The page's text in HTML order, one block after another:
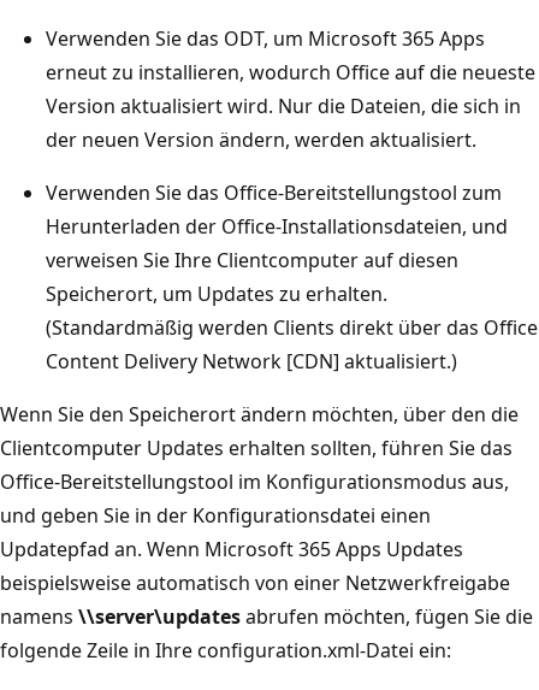
Verwenden Sie das ODT, um Microsoft 365 Apps
erneut zu installieren, wodurch Office auf die neueste
Version aktualisiert wird. Nur die Dateien, die sich in
der neuen Version ändern, werden aktualisiert.
Verwenden Sie das Office-Bereitstellungstool zum
Herunterladen der Office-Installationsdateien, und
verweisen Sie Ihre Clientcomputer auf diesen
Speicherort, um Updates zu erhalten.
(Standardmäßig werden Clients direkt über das Office
Content Delivery Network [CDN] aktualisiert.)
Wenn Sie den Speicherort ändern möchten, über den die
Clientcomputer Updates erhalten sollten, führen Sie das
Office-Bereitstellungstool im Konfigurationsmodus aus,
und geben Sie in der Konfigurationsdatei einen
Updatepfad an. Wenn Microsoft 365 Apps Updates
beispielsweise automatisch von einer Netzwerkfreigabe
namens \\server\updatesabrufen möchten, fügen Sie die
folgende Zeile in Ihre configuration.xml-Datei ein: